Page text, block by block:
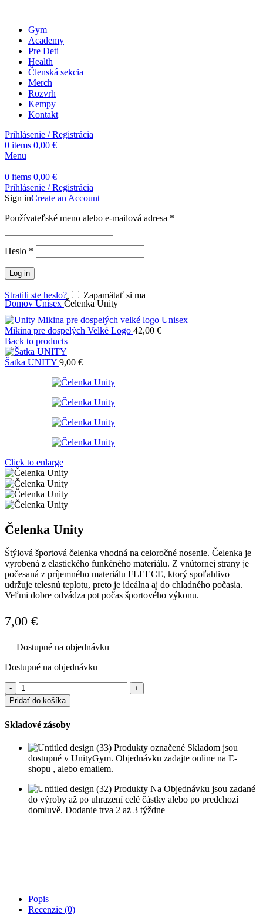
Gym
Academy
Pre Deti
Health
Členská sekcia
Merch
Rozvrh
Kempy
Kontakt
Prihlásenie / Registrácia
0 items 0,00 €
Menu
0 items 0,00 €
Prihlásenie / Registrácia
Sign inCreate an Account
Používateľské meno alebo e-mailová adresa *
Heslo *
Log in
Stratili ste heslo?
Zapamätať si ma
Domov Unisex Čelenka Unity
Mikina pre dospelých Velké Logo 42,00 €
Back to products
Šatka UNITY 9,00 €
Click to enlarge
Čelenka Unity
Štýlová športová čelenka vhodná na celoročné nosenie. Čelenka je
vyrobená z elastického funkčného materiálu. Z vnútornej strany je
počesaná z príjemného materiálu FLEECE, ktorý spoľahlivo
udržuje telesnú teplotu, preto je ideálna aj do chladného počasia.
Veľmi dobre odvádza pot počas športového výkonu.
7,00 €
Dostupné na objednávku
Dostupné na objednávku
množstvo
Čelenka
Unity
Pridať do košíka
Skladové zásoby
Produkty označené Skladom jsou
dostupné v UnityGym. Objednávku zadajte online na E-
shopu , alebo emailem.
Produkty Na Objednávku jsou zadané
do výroby až po uhrazení celé částky alebo po predchozí
domluvě. Dodanie trva 2 aż 3 týždne
Popis
Recenzie (0)